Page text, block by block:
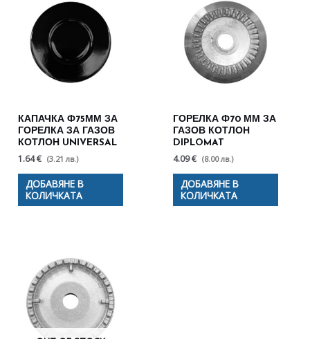
КАПАЧКА Ф75ММ ЗА
ГОРЕЛКА ЗА ГАЗОВ
КОТЛОН UNIVERSAL
1.64 € (3.21 лв.)
ДОБАВЯНЕ В
КОЛИЧКАТА
ГОРЕЛКА Ф70 ММ ЗА
ГАЗОВ КОТЛОН
DIPLOMAT
4.09 € (8.00 лв.)
ДОБАВЯНЕ В
КОЛИЧКАТА